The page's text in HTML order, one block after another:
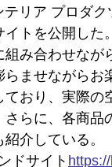
リア プロダク
イトを公開し
み合わせな
らませながら
おり、実際の
さらに、各商
介している。
ドサイト https://